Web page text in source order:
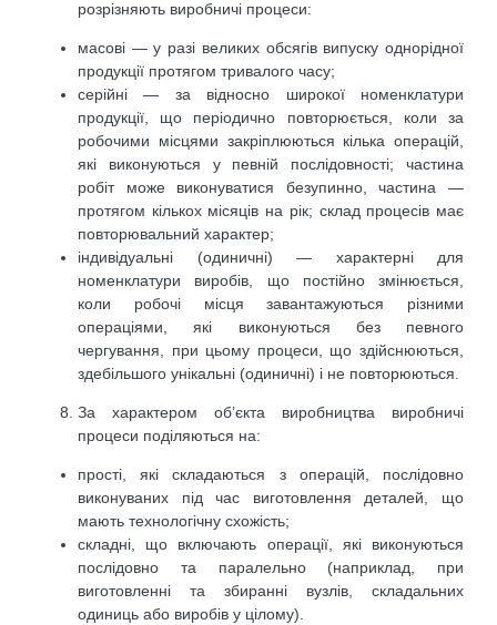
розрізняють виробничі процеси:
масові — у разі великих обсягів випуску однорідної
продукції протягом тривалого часу;
серійні — за відносно широкої номенклатури
продукції, що періодично повторюється, коли за
робочими місцями закріплюються кілька операцій,
які виконуються у певній послідовності; частина
робіт може виконуватися безупинно, частина —
протягом кількох місяців на рік; склад процесів має
повторювальний характер;
індивідуальні (одиничні) — характерні для
номенклатури виробів, що постійно змінюється,
коли робочі місця завантажуються різними
операціями, які виконуються без певного
чергування, при цьому процеси, що здійснюються,
здебільшого унікальні (одиничні) і не повторюються.
За характером об’єкта виробництва виробничі
процеси поділяються на:
прості, які складаються з операцій, послідовно
виконуваних під час виготовлення деталей, що
мають технологічну схожість;
складні, що включають операції, які виконуються
послідовно та паралельно (наприклад, при
виготовленні та збиранні вузлів, складальних
одиниць або виробів у цілому).